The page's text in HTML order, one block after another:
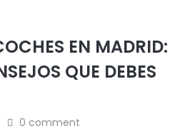
EN MADRID:
QUE DEBES
0 comment